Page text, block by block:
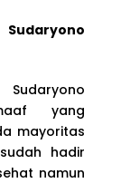
yang
mayoritas
hadir
namun